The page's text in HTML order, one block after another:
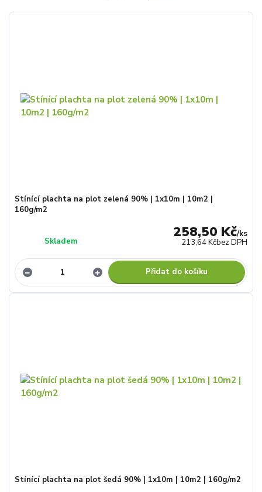
Stínící plachta na plot zelená 90% | 1x10m | 10m2 |
160g/m2
258,50 Kč/ks
213,64 Kčbez DPH
Skladem
Přidat do košíku
Stínící plachta na plot šedá 90% | 1x10m | 10m2 | 160g/m2